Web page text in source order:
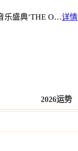
乐盛典‘THE O…详情
2026运势